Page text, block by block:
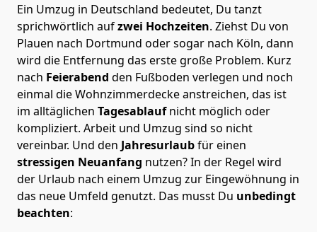
Ein Umzug in Deutschland bedeutet, Du tanzt
sprichwörtlich aufzwei Hochzeiten. Ziehst Du von
Plauen nach Dortmund oder sogar nach Köln, dann
wird die Entfernung das erste große Problem. Kurz
nach Feierabend den Fußboden verlegen und noch
einmal die Wohnzimmerdecke anstreichen, das ist
im alltäglichen Tagesablaufnicht möglich oder
kompliziert. Arbeit und Umzug sind so nicht
vereinbar. Und den Jahresurlaubfür einen
stressigen Neuanfang nutzen? In der Regel wird
der Urlaub nach einem Umzug zur Eingewöhnung in
das neue Umfeld genutzt. Das musst Du unbedingt
beachten: